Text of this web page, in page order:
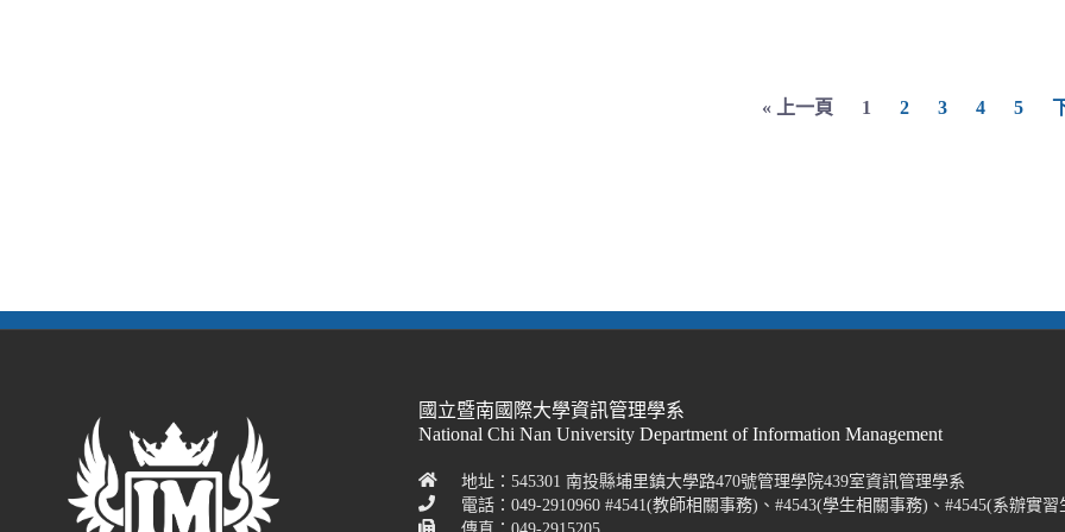
« 上一頁 1 2 3 4 5
國立暨南國際大學資訊管理學系
National Chi Nan University Department of Information Management
地址：545301 南投縣埔里鎮大學路470號管理學院439室資訊管理學系
電話：049-2910960 #4541(教師相關事務)、#4543(學生相關事務)、#4545(系辦實習